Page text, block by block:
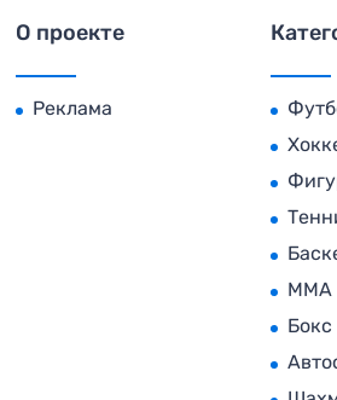
О проекте
Реклама
MMA
Бокс